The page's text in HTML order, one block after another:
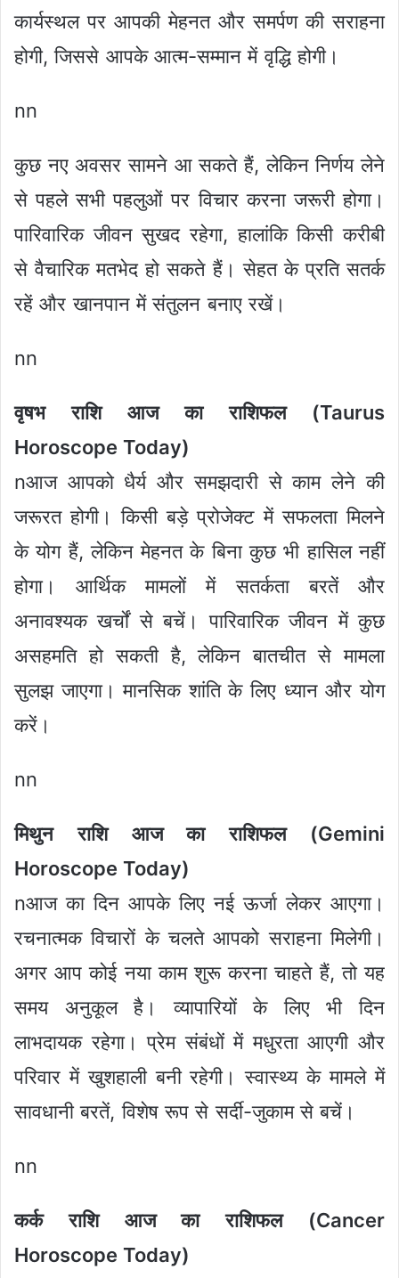
कार्यस्थल पर आपकी मेहनत और समर्पण की सराहना
होगी, जिससे आपके आत्म-सम्मान में वृद्धि होगी।
nn
कुछ नए अवसर सामने आ सकते हैं, लेकिन निर्णय लेने
से पहले सभी पहलुओं पर विचार करना जरूरी होगा।
पारिवारिक जीवन सुखद रहेगा, हालांकि किसी करीबी
से वैचारिक मतभेद हो सकते हैं। सेहत के प्रति सतर्क
रहें और खानपान में संतुलन बनाए रखें।
nn
वृषभ राशि आज का राशिफल (Taurus
Horoscope Today)
nआज आपको धैर्य और समझदारी से काम लेने की
जरूरत होगी। किसी बड़े प्रोजेक्ट में सफलता मिलने
के योग हैं, लेकिन मेहनत के बिना कुछ भी हासिल नहीं
होगा। आर्थिक मामलों में सतर्कता बरतें और
अनावश्यक खर्चों से बचें। पारिवारिक जीवन में कुछ
असहमति हो सकती है, लेकिन बातचीत से मामला
सुलझ जाएगा। मानसिक शांति के लिए ध्यान और योग
करें।
nn
मिथुन राशि आज का राशिफल (Gemini
Horoscope Today)
nआज का दिन आपके लिए नई ऊर्जा लेकर आएगा।
रचनात्मक विचारों के चलते आपको सराहना मिलेगी।
अगर आप कोई नया काम शुरू करना चाहते हैं, तो यह
समय अनुकूल है। व्यापारियों के लिए भी दिन
लाभदायक रहेगा। प्रेम संबंधों में मधुरता आएगी और
परिवार में खुशहाली बनी रहेगी। स्वास्थ्य के मामले में
सावधानी बरतें, विशेष रूप से सर्दी-जुकाम से बचें।
nn
कर्क राशि आज का राशिफल (Cancer
Horoscope Today)